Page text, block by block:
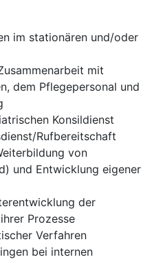
im stationären und/oder
mit
dem Pflegepersonal und
Konsildienst
Rufbereitschaft
von
und Entwicklung eigener
der
Prozesse
Verfahren
bei internen